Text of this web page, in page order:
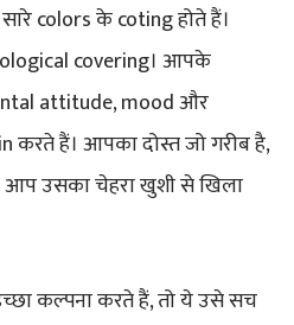
colors के coting होते हैं।
covering। आपके
attitude, mood और
हैं। आपका दोस्त जो गरीब है,
उसका चेहरा खुशी से खिला
कल्पना करते हैं, तो ये उसे सच